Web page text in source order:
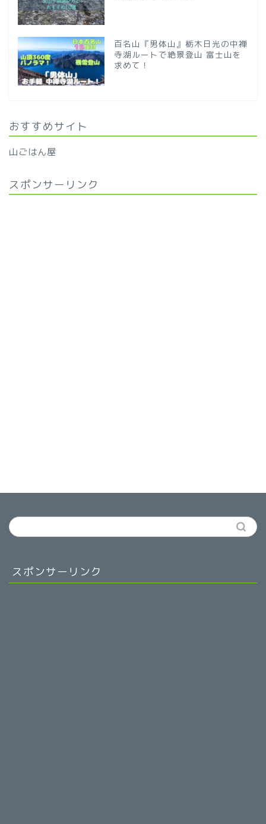
百名山『男体山』栃木日光の中禅
寺湖ルートで絶景登山 富士山を
求めて！
おすすめサイト
山ごはん屋
スポンサーリンク
スポンサーリンク